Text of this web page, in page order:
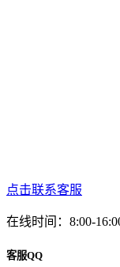
点击联系客服
在线时间：8:00-
客服QQ